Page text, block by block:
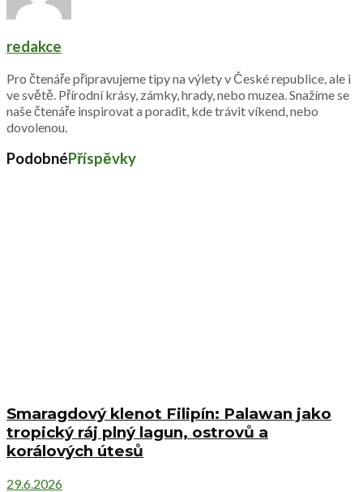
redakce
Pro čtenáře připravujeme tipy na výlety v České republice, ale i
ve světě. Přírodní krásy, zámky, hrady, nebo muzea. Snažíme se
naše čtenáře inspirovat a poradit, kde trávit víkend, nebo
dovolenou.
PodobnéPříspěvky
Smaragdový klenot Filipín: Palawan jako
tropický ráj plný lagun, ostrovů a
korálových útesů
29.6.2026